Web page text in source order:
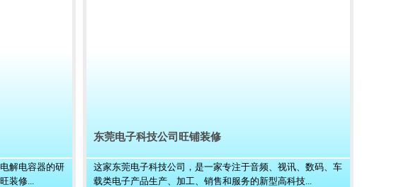
解电容器的研
装修...
东莞电子科技公司旺铺装修
这家东莞电子科技公司，是一家专注于音频、视讯、数码、车
载类电子产品生产、加工、销售和服务的新型高科技...